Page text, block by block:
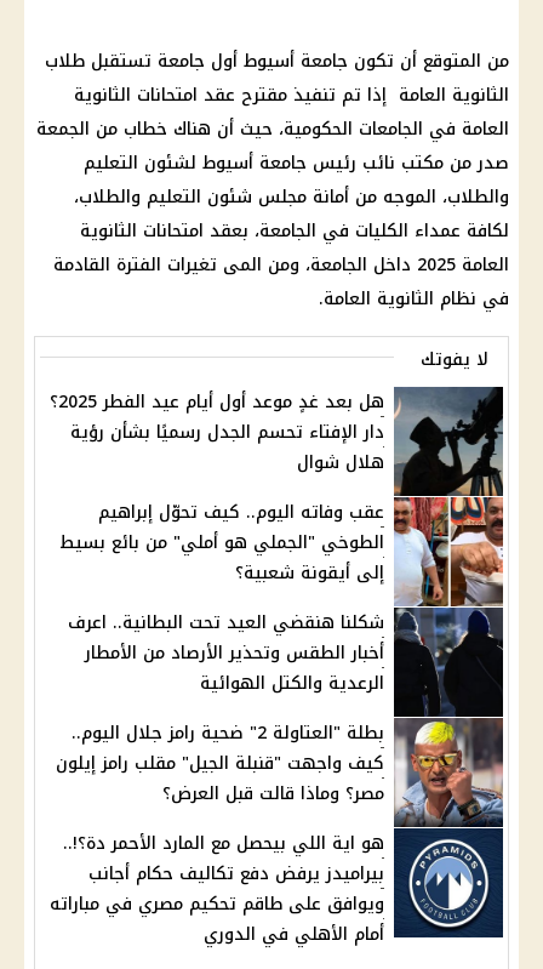
من المتوقع أن تكون جامعة أسيوط أول جامعة تستقبل طلاب
الثانوية العامة إذا تم تنفيذ مقترح عقد امتحانات الثانوية
العامة في الجامعات الحكومية، حيث أن هناك خطاب من الجمعة
صدر من مكتب نائب رئيس جامعة أسيوط لشئون التعليم
والطلاب، الموجه من أمانة مجلس شئون التعليم والطلاب،
لكافة عمداء الكليات في الجامعة، بعقد امتحانات الثانوية
العامة 2025 داخل الجامعة، ومن المى تغيرات الفترة القادمة
في نظام الثانوية العامة.
لا يفوتك
هل بعد غدٍ موعد أول أيام عيد الفطر 2025؟
دار الإفتاء تحسم الجدل رسميًا بشأن رؤية
هلال شوال
عقب وفاته اليوم.. كيف تحوّل إبراهيم
الطوخي "الجملي هو أملي" من بائع بسيط
إلى أيقونة شعبية؟
شكلنا هنقضي العيد تحت البطانية.. اعرف
أخبار الطقس وتحذير الأرصاد من الأمطار
الرعدية والكتل الهوائية
بطلة "العتاولة 2" ضحية رامز جلال اليوم..
كيف واجهت "قنبلة الجيل" مقلب رامز إيلون
مصر؟ وماذا قالت قبل العرض؟
هو اية اللي بيحصل مع المارد الأحمر دة؟!..
بيراميدز يرفض دفع تكاليف حكام أجانب
ويوافق على طاقم تحكيم مصري في مباراته
أمام الأهلي في الدوري